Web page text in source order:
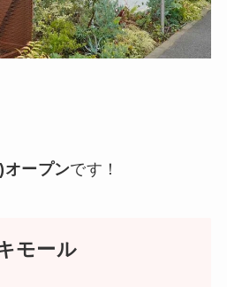
オープンです！
モール